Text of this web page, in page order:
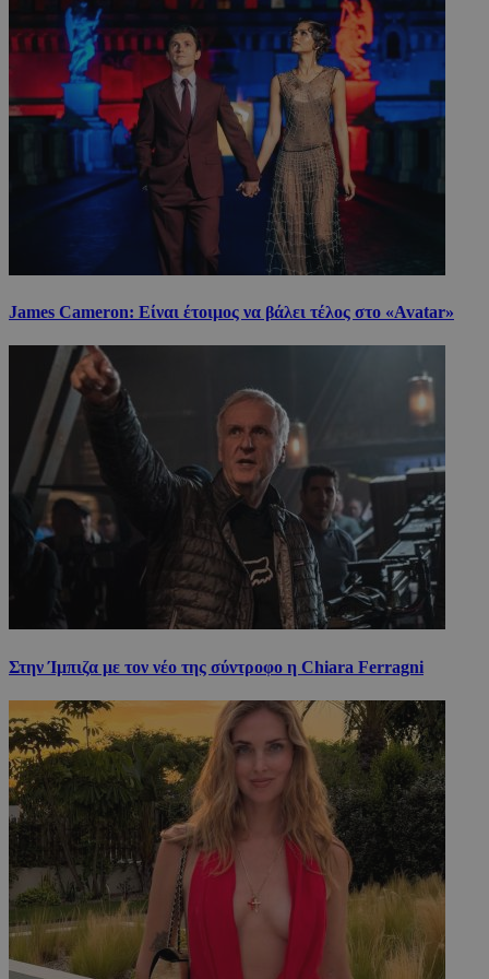
James Cameron: Είναι έτοιμος να βάλει τέλος στο «Avatar»
Στην Ίμπιζα με τον νέο της σύντροφο η Chiara Ferragni